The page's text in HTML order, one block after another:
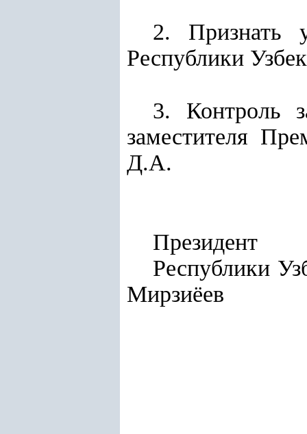
2. Признать
Республики
3. Контроль
заместителя
Д.А.
Президент
Мирзиёев